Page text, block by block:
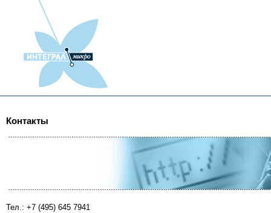
Контакты
Тел.: +7 (495) 645 7941